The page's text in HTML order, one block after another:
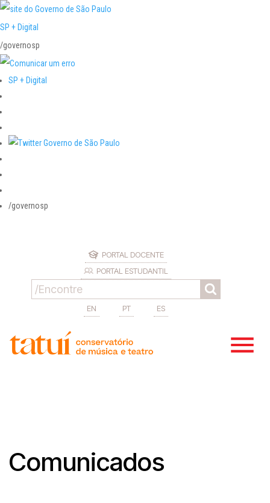
SP + Digital
/governosp
SP + Digital
/governosp
PORTAL DOCENTE
PORTAL ESTUDANTIL
EN PT ES
Comunicados